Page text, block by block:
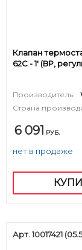
Клапан
62C - 1' (ВР,
Производитель:
Страна
6 091 РУБ.
нет в продаже
Арт. 10017421